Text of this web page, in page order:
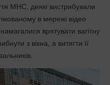
МНС, деякі вистрибували
в мережі відео
врятувати вагітну
з вікна, а витягти її